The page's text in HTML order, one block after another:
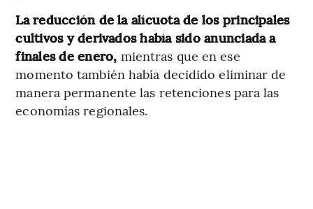
La reducción de la alícuota de los principales
cultivos y derivados había sido anunciada a
finales de enero, mientras que en ese
momento también había decidido eliminar de
manera permanente las retenciones para las
economías regionales.